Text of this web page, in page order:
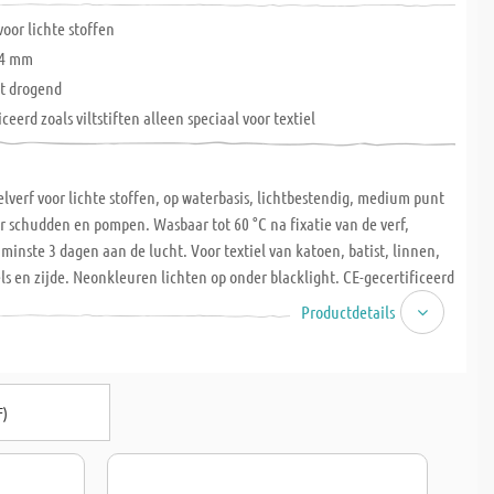
lichte stoffen
mm
drogend
zoals viltstiften alleen speciaal voor textiel
voor lichte stoffen, op waterbasis, lichtbestendig, medium punt
schudden en pompen. Wasbaar tot 60 °C na fixatie van de verf,
3 dagen aan de lucht. Voor textiel van katoen, batist, linnen,
en zijde. Neonkleuren lichten op onder blacklight. CE-gecertificeerd
Productdetails